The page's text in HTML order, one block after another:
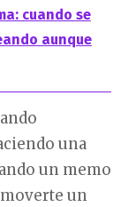
cuando se
aunque
una
un memo
un